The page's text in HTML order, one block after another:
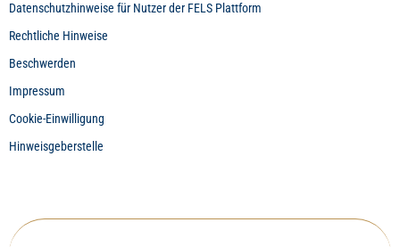
Datenschutzhinweise für Nutzer der FELS Plattform
Rechtliche Hinweise
Beschwerden
Impressum
Cookie-Einwilligung
Hinweisgeberstelle